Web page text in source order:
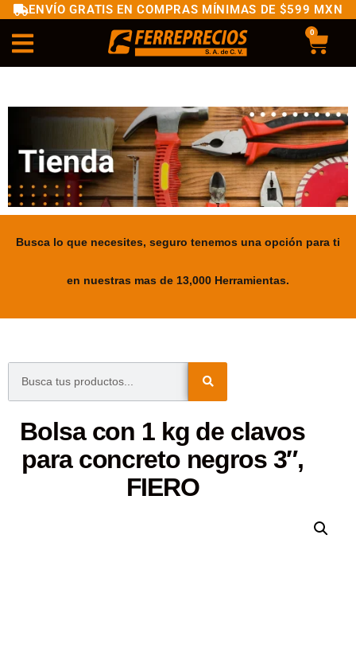
ENVÍO GRATIS EN COMPRAS MÍNIMAS DE $599 MXN
0
Busca lo que necesites, seguro tenemos una opción para ti
en nuestras mas de 13,000 Herramientas.
Bolsa con 1 kg de clavos
para concreto negros 3″,
FIERO